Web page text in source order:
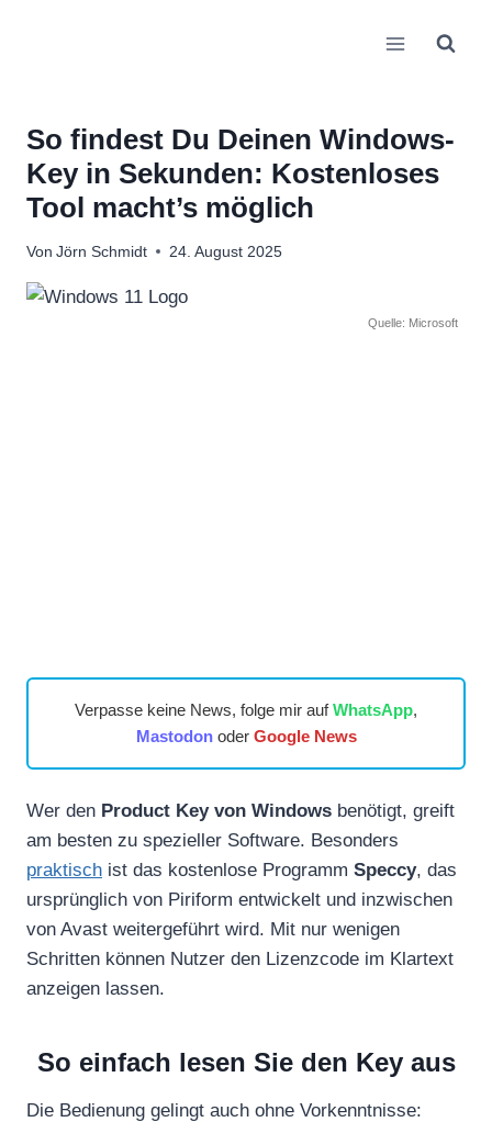
So findest Du Deinen Windows-
Key in Sekunden: Kostenloses
Tool macht’s möglich
Von Jörn Schmidt 24. August 2025
Quelle: Microsoft
Verpasse keine News, folge mir aufWhatsApp,
Mastodonoder Google News
Wer den Product Key von Windows benötigt, greift
am besten zu spezieller Software. Besonders
praktisch ist das kostenlose Programm Speccy, das
ursprünglich von Piriform entwickelt und inzwischen
von Avast weitergeführt wird. Mit nur wenigen
Schritten können Nutzer den Lizenzcode im Klartext
anzeigen lassen.
So einfach lesen Sie den Key aus
Die Bedienung gelingt auch ohne Vorkenntnisse: